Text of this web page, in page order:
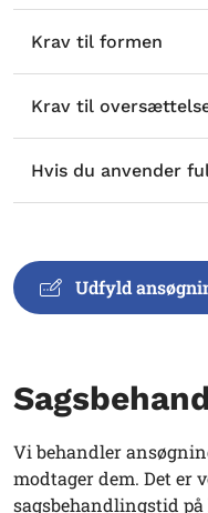
Krav til formen
Krav til
Hvis du anvender
Udfyld
Vi behandler
modtager dem. Det er
sagsbehandlingstid